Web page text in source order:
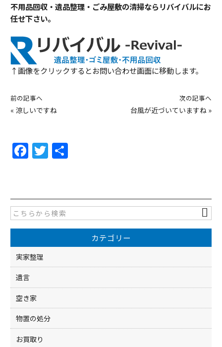
不用品回収・遺品整理・ごみ屋敷の清掃ならリバイバルにお
任せ下さい。
↑画像をクリックするとお問い合わせ画面に移動します。
前の記事へ
« 涼しいですね
次の記事へ
台風が近づいていますね »
F
a
e
b
o
o
k
T
w
er
カテゴリー
実家整理
遺言
空き家
物置の処分
お買取り